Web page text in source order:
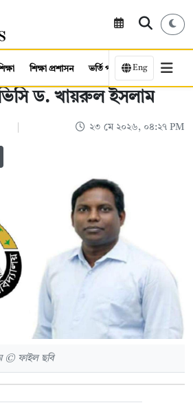
শিক্ষা প্রশাসন ভর্তি পরীক্ষা কর্মসংস্থান
Eng
ভিসি ড. খায়রুল ইসলাম
২৩ মে ২০২৬, ০৪:২৭ PM
© ফাইল ছবি